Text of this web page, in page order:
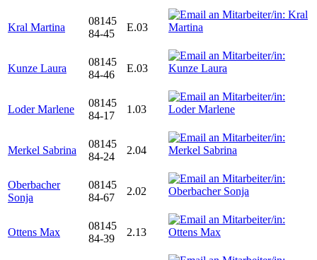
Kral Martina
08145
84-45
E.03
Kunze Laura
08145
84-46
E.03
Loder Marlene
08145
84-17
1.03
Merkel Sabrina
08145
84-24
2.04
Oberbacher
Sonja
08145
84-67
2.02
Ottens Max
08145
84-39
2.13